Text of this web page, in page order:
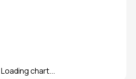
Loading chart...